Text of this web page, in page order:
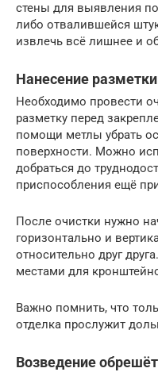
стены для выявления
либо отвалившейся
извлечь всё лишнее и
Нанесение разметки
Необходимо провести
разметку перед
помощи метлы убрать
поверхности. Можно
добраться до
приспособления ещё
После очистки нужно
горизонтально и
относительно друг
местами для
Важно помнить, что
отделка прослужит
Возведение